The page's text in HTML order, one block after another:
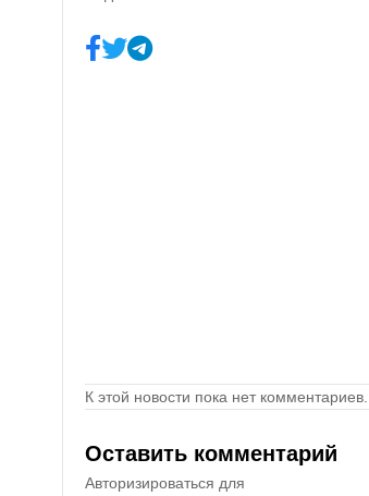
К этой новости пока нет комментариев.
Оставить комментарий
Авторизироваться для